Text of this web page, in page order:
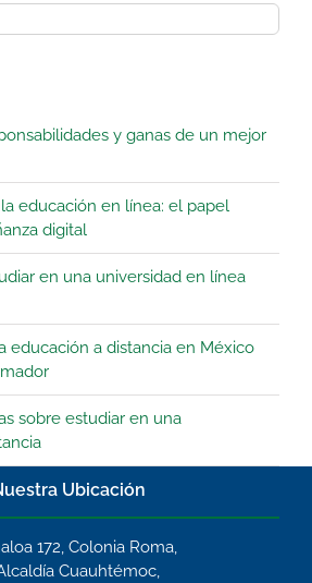
y ganas de un mejor
educación en línea: el papel
digital
en una universidad en línea
educación a distancia en México
sobre estudiar en una
Ubicación
172, Colonia Roma,
Cuauhtémoc,